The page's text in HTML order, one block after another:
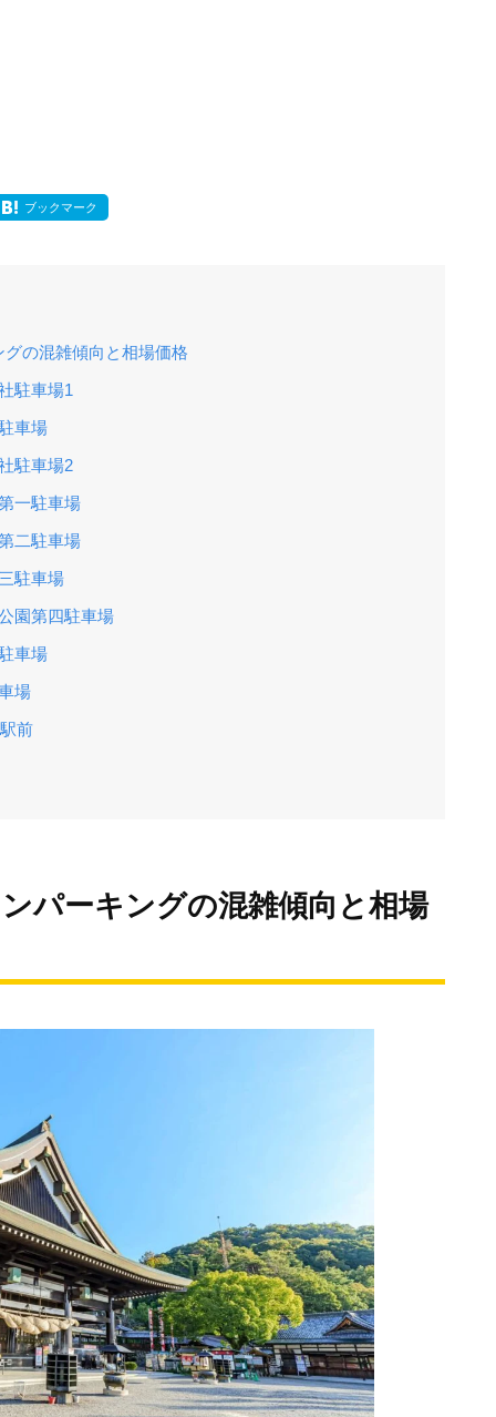
ブックマーク
の混雑傾向と相場価格
駐車場1
車場
駐車場2
一駐車場
二駐車場
駐車場
園第四駐車場
車場
場
前
パーキングの混雑傾向と相場